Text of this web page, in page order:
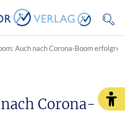
Auch nach Corona-Boom
Corona-